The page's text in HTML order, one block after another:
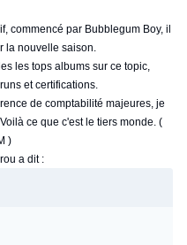
commencé par Bubblegum Boy, il
la nouvelle saison.
les tops albums sur ce topic,
et certifications.
de comptabilité majeures, je
ce que c'est le tiers monde. (
)
a dit :